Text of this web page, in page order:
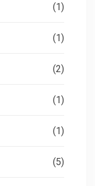
(1)
(1)
(2)
(1)
(1)
(5)